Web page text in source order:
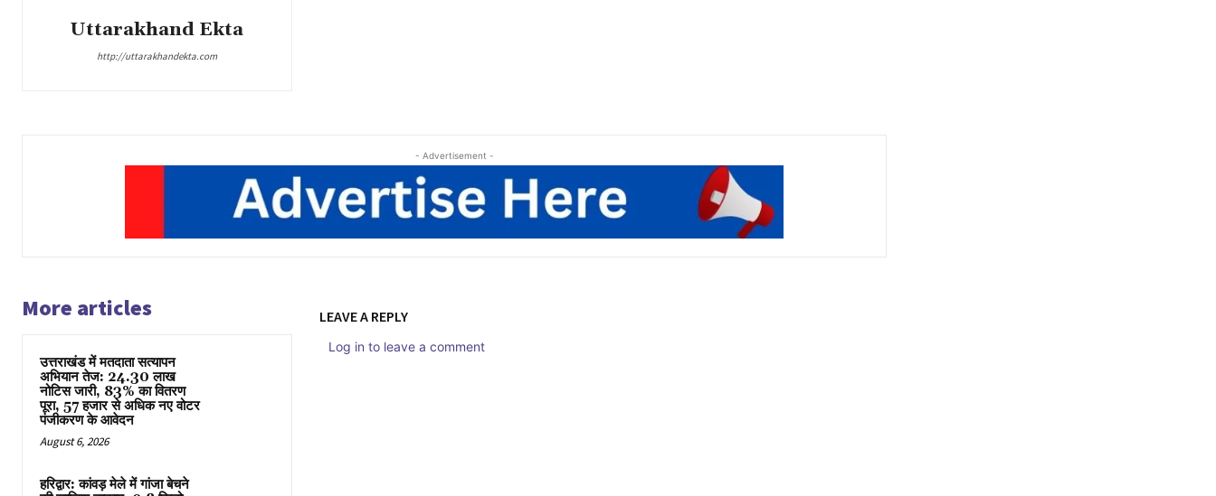
Uttarakhand Ekta
http://uttarakhandekta.com
- Advertisement -
More articles
उत्तराखंड में मतदाता सत्यापन
अभियान तेज: 24.30 लाख
नोटिस जारी, 83% का वितरण
पूरा, 57 हजार से अधिक नए वोटर
पंजीकरण के आवेदन
August 6, 2026
हरिद्वार: कांवड़ मेले में गांजा बेचने
LEAVE A REPLY
Log in to leave a comment